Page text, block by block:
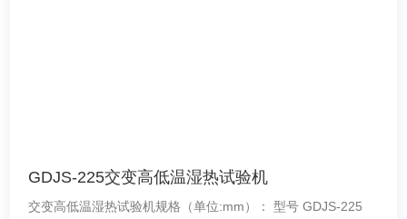
GDJS-225交变高低温湿热试验机
交变高低温湿热试验机规格（单位:mm）： 型号 GDJS-225